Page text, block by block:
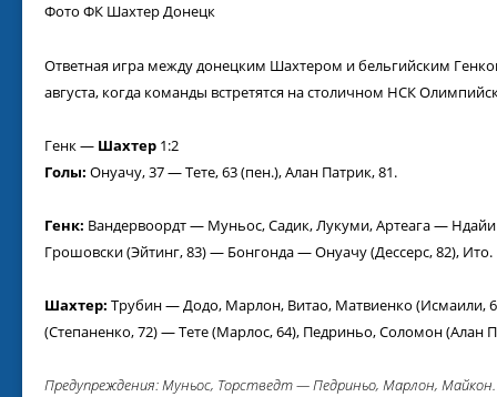
Фото ФК Шахтер Донецк
Ответная игра между донецким Шахтером и бельгийским
августа, когда команды встретятся на столичном НСК
Генк — Шахтер 1:2
Голы: Онуачу, 37 — Тете, 63 (пен.), Алан Патрик, 81.
Генк: Вандервоордт — Муньос, Садик, Лукуми, Артеага —
Грошовски (Эйтинг, 83) — Бонгонда — Онуачу (Дессерс, 82), Ито.
Шахтер: Трубин — Додо, Марлон, Витао, Матвиенко (Исмаили,
(Степаненко, 72) — Тете (Марлос, 64), Педриньо, Соломон (Алан
Предупреждения: Муньос, Торстведт — Педриньо, Марлон, Майкон.